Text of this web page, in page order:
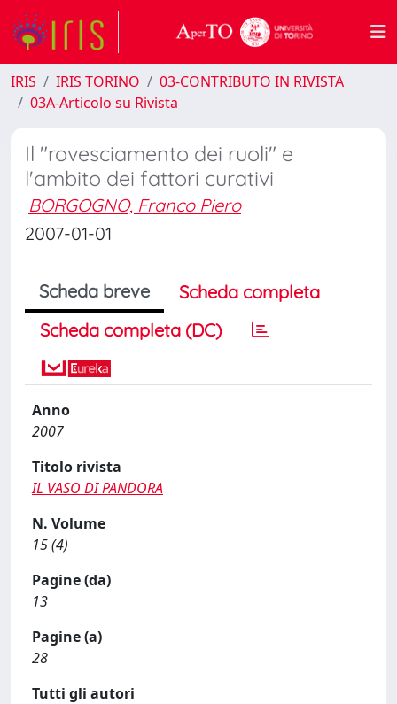
IRIS IRIS TORINO
03-CONTRIBUTO IN RIVISTA
03A-Articolo su Rivista
Il "rovesciamento dei ruoli" e
l'ambito dei fattori curativi
BORGOGNO, Franco Piero
2007-01-01
Scheda breve
Scheda completa
Scheda completa (DC)
Anno
2007
Titolo rivista
IL VASO DI PANDORA
N. Volume
15 (4)
Pagine (da)
13
Pagine (a)
28
Tutti gli autori